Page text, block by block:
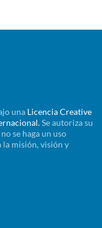
una Licencia Creative
Se autoriza su
se haga un uso
misión, visión y